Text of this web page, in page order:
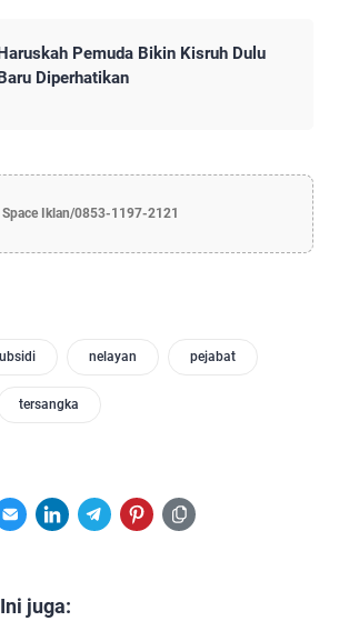
Pemuda Bikin Kisruh Dulu
Diperhatikan
Space Iklan/0853-1197-2121
nelayan pejabat
tersangka
juga: